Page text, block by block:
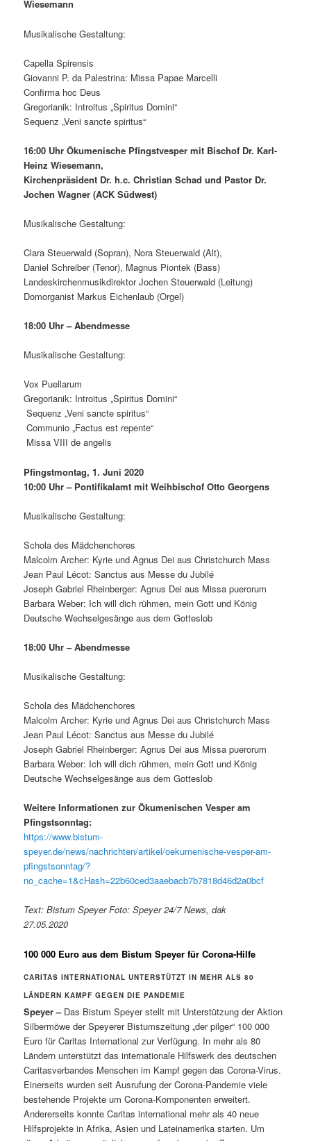
Wiesemann
Musikalische Gestaltung:
Capella Spirensis
Giovanni P. da Palestrina: Missa Papae Marcelli
Confirma hoc Deus
Gregorianik: Introitus „Spiritus Domini“
Sequenz „Veni sancte spiritus“
16:00 Uhr Ökumenische Pfingstvesper mit Bischof Dr. Karl-
Heinz Wiesemann,
Kirchenpräsident Dr. h.c. Christian Schad und Pastor Dr.
Jochen Wagner (ACK Südwest)
Musikalische Gestaltung:
Clara Steuerwald (Sopran), Nora Steuerwald (Alt),
Daniel Schreiber (Tenor), Magnus Piontek (Bass)
Landeskirchenmusikdirektor Jochen Steuerwald (Leitung)
Domorganist Markus Eichenlaub (Orgel)
18:00 Uhr – Abendmesse
Musikalische Gestaltung:
Vox Puellarum
Gregorianik: Introitus „Spiritus Domini“
Sequenz „Veni sancte spiritus“
Communio „Factus est repente“
Missa VIII de angelis
Pfingstmontag, 1. Juni 2020
10:00 Uhr – Pontifikalamt mit Weihbischof Otto Georgens
Musikalische Gestaltung:
Schola des Mädchenchores
Malcolm Archer: Kyrie und Agnus Dei aus Christchurch Mass
Jean Paul Lécot: Sanctus aus Messe du Jubilé
Joseph Gabriel Rheinberger: Agnus Dei aus Missa puerorum
Barbara Weber: Ich will dich rühmen, mein Gott und König
Deutsche Wechselgesänge aus dem Gotteslob
18:00 Uhr – Abendmesse
Musikalische Gestaltung:
Schola des Mädchenchores
Malcolm Archer: Kyrie und Agnus Dei aus Christchurch Mass
Jean Paul Lécot: Sanctus aus Messe du Jubilé
Joseph Gabriel Rheinberger: Agnus Dei aus Missa puerorum
Barbara Weber: Ich will dich rühmen, mein Gott und König
Deutsche Wechselgesänge aus dem Gotteslob
Weitere Informationen zur Ökumenischen Vesper am
Pfingstsonntag:
https://www.bistum-
speyer.de/news/nachrichten/artikel/oekumenische-vesper-am-
pfingstsonntag/?
no_cache=1&cHash=22b60ced3aaebacb7b7818d46d2a0bcf
Text: Bistum Speyer Foto: Speyer 24/7 News, dak
27.05.2020
100 000 Euro aus dem Bistum Speyer für Corona-Hilfe
CARITAS INTERNATIONAL UNTERSTÜTZT IN MEHR ALS 80
LÄNDERN KAMPF GEGEN DIE PANDEMIE
Speyer – Das Bistum Speyer stellt mit Unterstützung der Aktion
Silbermöwe der Speyerer Bistumszeitung „der pilger“ 100 000
Euro für Caritas International zur Verfügung. In mehr als 80
Ländern unterstützt das internationale Hilfswerk des deutschen
Caritasverbandes Menschen im Kampf gegen das Corona-Virus.
Einerseits wurden seit Ausrufung der Corona-Pandemie viele
bestehende Projekte um Corona-Komponenten erweitert.
Andererseits konnte Caritas international mehr als 40 neue
Hilfsprojekte in Afrika, Asien und Lateinamerika starten. Um